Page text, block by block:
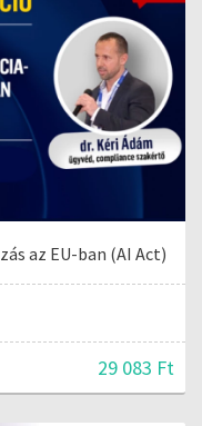
az EU-ban (AI Act)
29 083 Ft